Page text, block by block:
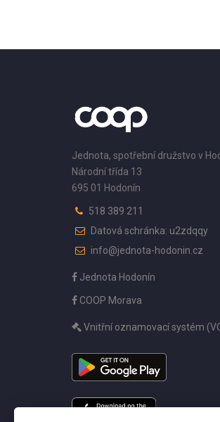
Jednota, spotřební družstvo v
Národní třída 13
695 01 Hodonín
518 389 211
Datová schránka: u2zdqqy
info@jednota-hodonin.cz
Jednota Hodonín
COOP Morava
Vnitřní oznamovací systém